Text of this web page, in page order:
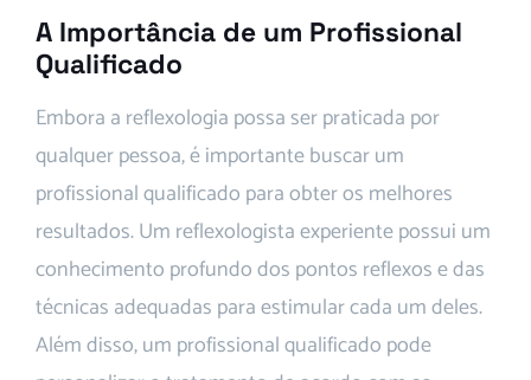
A Importância de um Profissional
Qualificado
Embora a reflexologia possa ser praticada por
qualquer pessoa, é importante buscar um
profissional qualificado para obter os melhores
resultados. Um reflexologista experiente possui um
conhecimento profundo dos pontos reflexos e das
técnicas adequadas para estimular cada um deles.
Além disso, um profissional qualificado pode